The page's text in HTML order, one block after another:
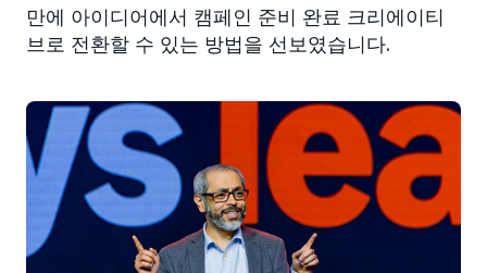
만에 아이디어에서 캠페인 준비 완료 크리에이티
브로 전환할 수 있는 방법을 선보였습니다.